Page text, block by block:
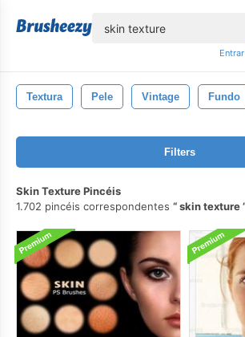
Entrar
Textura Pele Vintage Fundo
Filters
Skin Texture Pincéis
1.702 pincéis correspondentes
skin texture